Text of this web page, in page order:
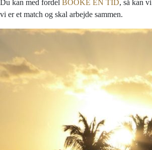
Du kan med fordel BOOKE EN TID, så kan
vi er et match og skal arbejde sammen.